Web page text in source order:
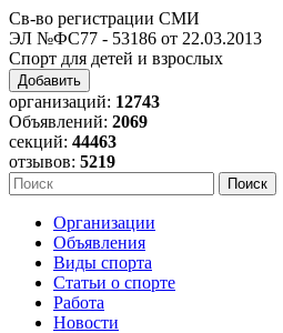
Св-во регистрации СМИ
ЭЛ №ФС77 - 53186 от 22.03.2013
Спорт для детей и взрослых
Добавить
организаций: 12743
Объявлений: 2069
секций: 44463
отзывов: 5219
Организации
Объявления
Виды спорта
Статьи о спорте
Работа
Новости